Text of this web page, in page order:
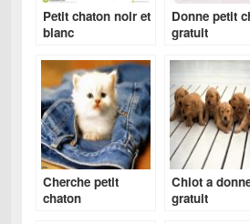
Petit chaton noir et
blanc
Donne petit
gratuit
Cherche petit
chaton
Chiot a
gratuit